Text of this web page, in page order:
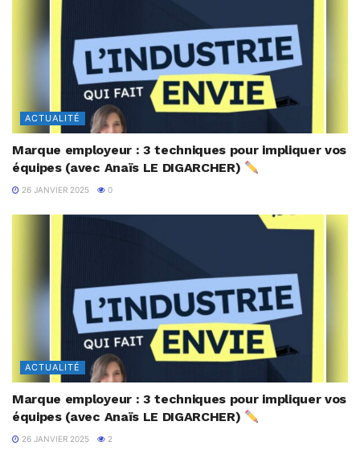
ACTUALITÉ
Marque employeur : 3 techniques pour impliquer vos
équipes (avec Anaïs LE DIGARCHER)
26 JANVIER 2025 0
ACTUALITÉ
Marque employeur : 3 techniques pour impliquer vos
équipes (avec Anaïs LE DIGARCHER)
26 JANVIER 2025 2